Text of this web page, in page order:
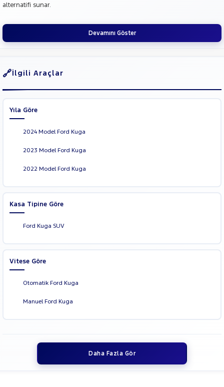
alternatifi sunar.
Devamını Göster
İlgili Araçlar
Yıla Göre
2024 Model Ford Kuga
2023 Model Ford Kuga
2022 Model Ford Kuga
Kasa Tipine Göre
Ford Kuga SUV
Vitese Göre
Otomatik Ford Kuga
Manuel Ford Kuga
Daha Fazla Gör